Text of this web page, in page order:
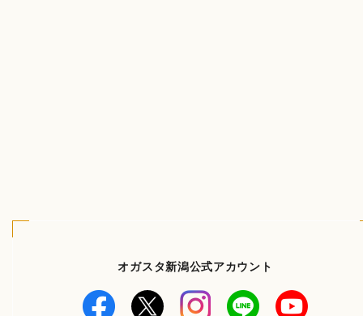
オガスタ新潟公式アカウント